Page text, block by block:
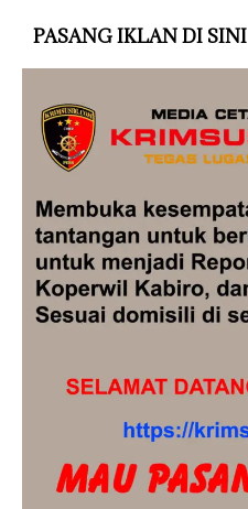
PASANG IKLAN DI SINI